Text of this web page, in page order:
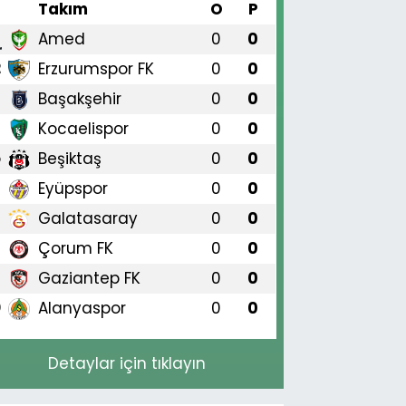
Takım O P
Amed 0 0
Erzurumspor FK 0 0
Başakşehir 0 0
Kocaelispor 0 0
Beşiktaş 0 0
Eyüpspor 0 0
Galatasaray 0 0
Çorum FK 0 0
Gaziantep FK 0 0
Alanyaspor 0 0
Detaylar için tıklayın